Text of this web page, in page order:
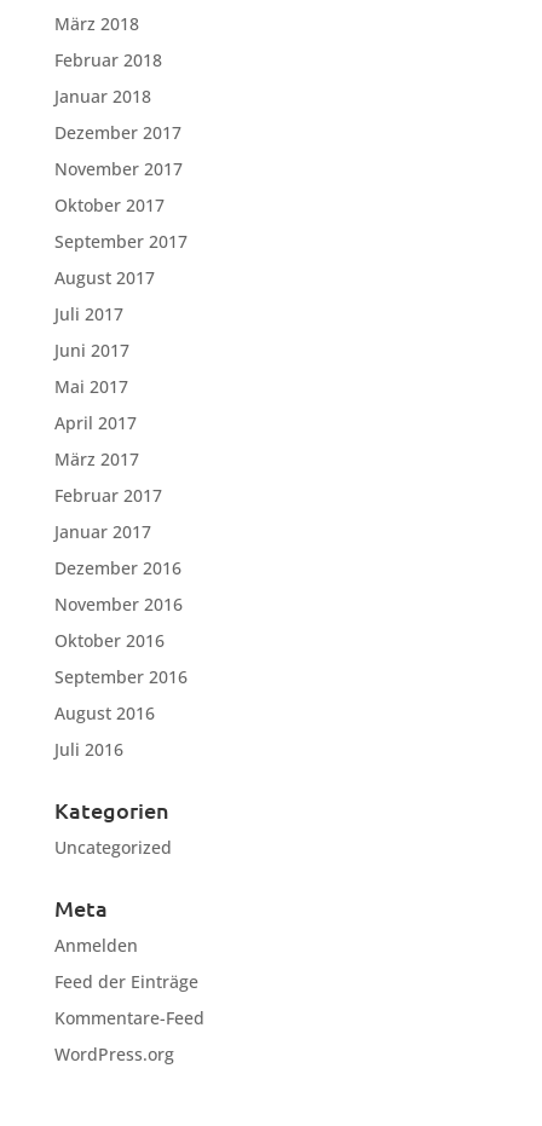
März 2018
Februar 2018
Januar 2018
Dezember 2017
November 2017
Oktober 2017
September 2017
August 2017
Juli 2017
Juni 2017
Mai 2017
April 2017
März 2017
Februar 2017
Januar 2017
Dezember 2016
November 2016
Oktober 2016
September 2016
August 2016
Juli 2016
Kategorien
Uncategorized
Meta
Anmelden
Feed der Einträge
Kommentare-Feed
WordPress.org